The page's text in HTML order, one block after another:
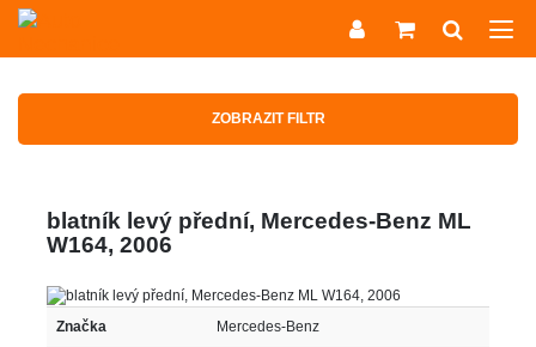
ZOBRAZIT FILTR
blatník levý přední, Mercedes-Benz ML
W164, 2006
Značka Mercedes-Benz